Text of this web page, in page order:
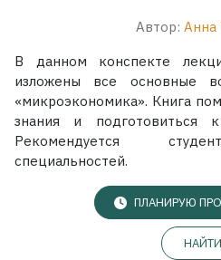
Автор: Анна
В данном конспекте
изложены все основные
«микроэкономика». Книга
знания и подготовиться
Рекомендуется
специальностей.
ПЛАНИРУЮ
НАЙТИ